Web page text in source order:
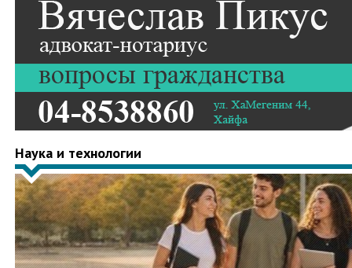
Наука и технологии